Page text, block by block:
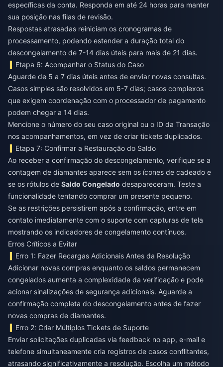
específicas da conta. Responda em até 24 horas para manter
sua posição nas filas de revisão.
Respostas atrasadas reiniciam os cronogramas de
processamento, podendo estender a duração total do
descongelamento de 7-14 dias úteis para mais de 21 dias.
Etapa 6: Acompanhar o Status do Caso
Aguarde de 5 a 7 dias úteis antes de enviar novas consultas.
Casos simples são resolvidos em 5-7 dias; casos complexos
que exigem coordenação com o processador de pagamento
podem chegar a 14 dias.
Mencione o número do seu caso original ou o ID da Transação
nos acompanhamentos, em vez de criar tickets duplicados.
Etapa 7: Confirmar a Restauração do Saldo
Ao receber a confirmação do descongelamento, verifique se a
contagem de diamantes aparece sem os ícones de cadeado e
se os rótulos de Saldo Congelado desapareceram. Teste a
funcionalidade tentando comprar um presente pequeno.
Se as restrições persistirem após a confirmação, entre em
contato imediatamente com o suporte com capturas de tela
mostrando os indicadores de congelamento contínuos.
Erros Críticos a Evitar
Erro 1: Fazer Recargas Adicionais Antes da Resolução
Adicionar novas compras enquanto os saldos permanecem
congelados aumenta a complexidade da verificação e pode
acionar sinalizações de segurança adicionais. Aguarde a
confirmação completa do descongelamento antes de fazer
novas compras de diamantes.
Erro 2: Criar Múltiplos Tickets de Suporte
Enviar solicitações duplicadas via feedback no app, e-mail e
telefone simultaneamente cria registros de casos conflitantes,
atrasando significativamente a resolução. Escolha um método